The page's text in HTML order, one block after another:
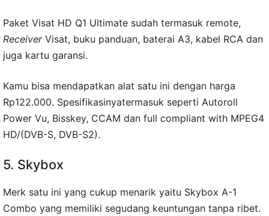
Paket Visat HD Q1 Ultimate sudah termasuk remote,
ReceiverVisat, buku panduan, baterai A3, kabel RCA dan
juga kartu garansi.
Kamu bisa mendapatkan alat satu ini dengan harga
Rp122.000. Spesifikasinyatermasuk seperti Autoroll
Power Vu, Bisskey, CCAM dan full compliant with MPEG4
HD/(DVB-S, DVB-S2).
5. Skybox
Merk satu ini yang cukup menarik yaitu Skybox A-1
Combo yang memiliki segudang keuntungan tanpa ribet.